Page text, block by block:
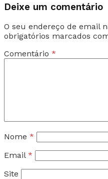
Deixe um comentário
O seu endereço de email
obrigatórios marcados
Comentário *
Nome *
Email *
Site